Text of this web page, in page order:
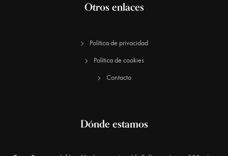
Otros enlaces
Política de privacidad
Política de cookies
Contacto
Dónde estamos